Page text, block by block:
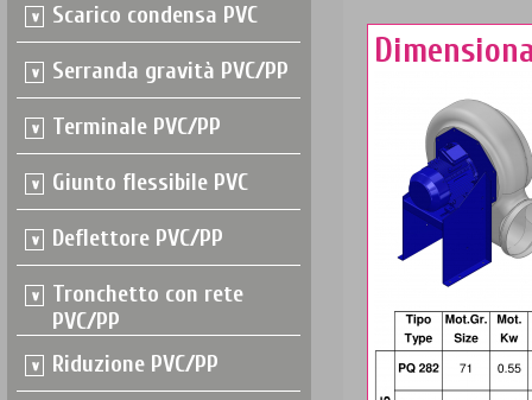
Scarico condensa PVC
Serranda gravità PVC/PP
Terminale PVC/PP
Giunto flessibile PVC
Deflettore PVC/PP
Tronchetto con rete
PVC/PP
Riduzione PVC/PP